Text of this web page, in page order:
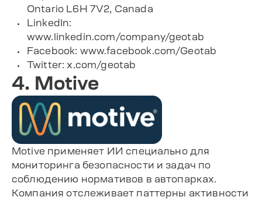
Ontario L6H 7V2, Canada
LinkedIn:
www.linkedin.com/company/geotab
Facebook: www.facebook.com/Geotab
Twitter: x.com/geotab
4. Motive
Motive применяет ИИ специально для
мониторинга безопасности и задач по
соблюдению нормативов в автопарках.
Компания отслеживает паттерны активности